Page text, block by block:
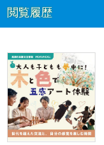
閲覧履歴